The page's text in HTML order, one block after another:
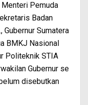
Menteri Pemuda
Badan
Gubernur Sumatera
BMKJ Nasional
Politeknik STIA
Gubernur se
disebutkan